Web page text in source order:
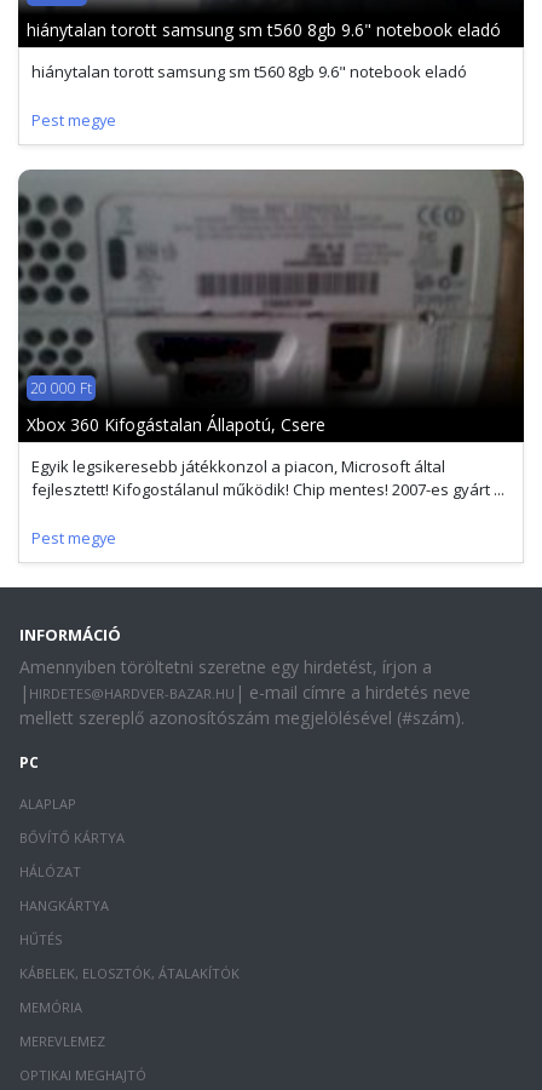
hiánytalan torott samsung sm t560 8gb 9.6" notebook eladó
hiánytalan torott samsung sm t560 8gb 9.6" notebook eladó
Pest megye
20 000 Ft
Xbox 360 Kifogástalan Állapotú, Csere
Egyik legsikeresebb játékkonzol a piacon, Microsoft által
fejlesztett! Kifogostálanul működik! Chip mentes! 2007-es gyárt ...
Pest megye
INFORMÁCIÓ
Amennyiben töröltetni szeretne egy hirdetést, írjon a
| HIRDETES@HARDVER-BAZAR.HU | e-mail címre a hirdetés neve
mellett szereplő azonosítószám megjelölésével (#szám).
PC
ALAPLAP
BŐVÍTŐ KÁRTYA
HÁLÓZAT
HANGKÁRTYA
HŰTÉS
KÁBELEK, ELOSZTÓK, ÁTALAKÍTÓK
MEMÓRIA
MEREVLEMEZ
OPTIKAI MEGHAJTÓ